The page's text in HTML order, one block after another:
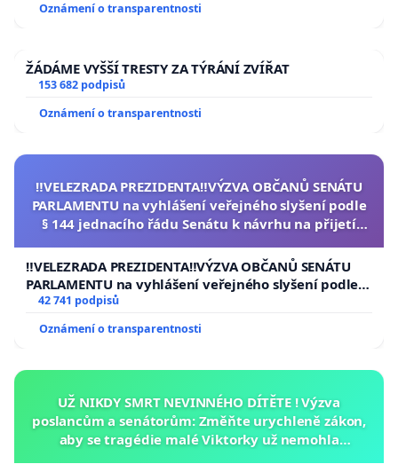
Oznámení o transparentnosti
ŽÁDÁME VYŠŠÍ TRESTY ZA TÝRÁNÍ ZVÍŘAT
153 682 podpisů
Oznámení o transparentnosti
‼️VELEZRADA PREZIDENTA‼️VÝZVA OBČANŮ SENÁTU
PARLAMENTU na vyhlášení veřejného slyšení podle
§ 144 jednacího řádu Senátu k návrhu na přijetí
republiky
‼️VELEZRADA PREZIDENTA‼️VÝZVA OBČANŮ SENÁTU
PARLAMENTU na vyhlášení veřejného slyšení podle §
144 jednacího řádu Senátu k návrhu na přijetí
usnesení k podání ústavní žaloby na prezidenta
republiky
42 741 podpisů
Oznámení o transparentnosti
UŽ NIKDY SMRT NEVINNÉHO DÍTĚTE ! Výzva
poslancům a senátorům: Změňte urychleně zákon,
aby se tragédie malé Viktorky už nemohla